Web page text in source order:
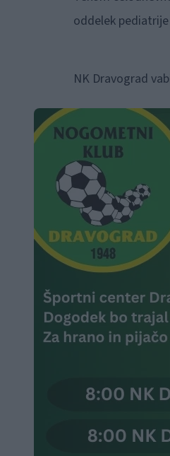
oddelek pediatrije
NK Dravograd